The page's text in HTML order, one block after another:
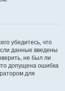
убедитесь, что
данные введены
не был ли
допущена ошибка
для